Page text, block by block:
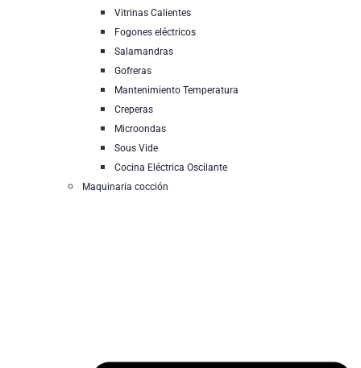
Vitrinas Calientes
Fogones eléctricos
Salamandras
Gofreras
Mantenimiento Temperatura
Creperas
Microondas
Sous Vide
Cocina Eléctrica Oscilante
Maquinaria cocción